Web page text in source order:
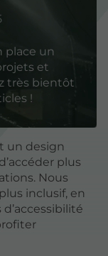
place un
et
très bientôt
!
un design
plus
Nous
inclusif, en